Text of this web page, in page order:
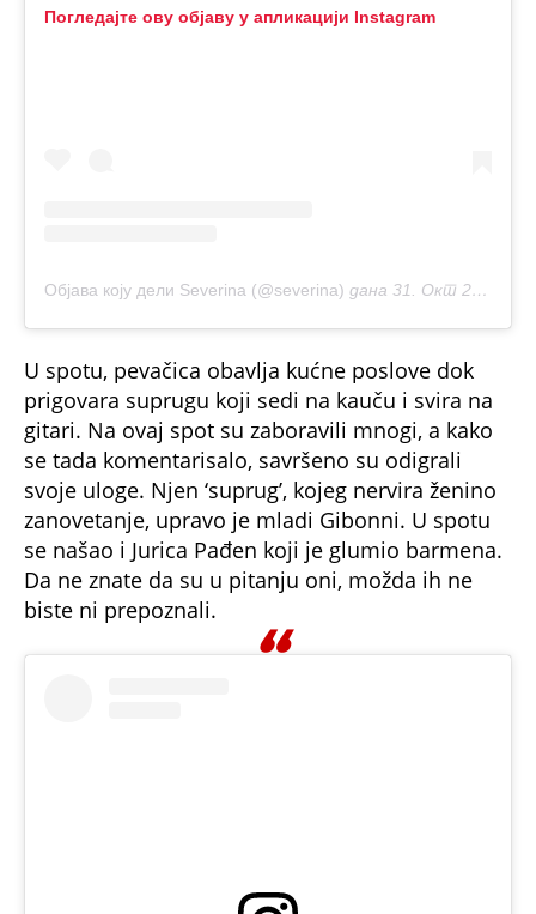
Погледајте ову објаву у апликацији Instagram
Објава коју дели Severina (@severina) дана 31. Окт 2019. у 3:16 PDT
U spotu, pevačica obavlja kućne poslove dok
prigovara suprugu koji sedi na kauču i svira na
gitari. Na ovaj spot su zaboravili mnogi, a kako
se tada komentarisalo, savršeno su odigrali
svoje uloge. Njen ‘suprug’, kojeg nervira ženino
zanovetanje, upravo je mladi Gibonni. U spotu
se našao i Jurica Pađen koji je glumio barmena.
Da ne znate da su u pitanju oni, možda ih ne
biste ni prepoznali.